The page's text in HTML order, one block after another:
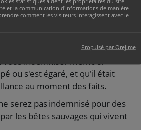
et la communication d'informations de manière
comment les visiteurs interagissent avec le
Propulsé par Orejime
la rue.
indemniser même si
ou s'est égaré, et qu'il était
au moment des faits.
serez pas indemnisé pour des
les bêtes sauvages qui vivent